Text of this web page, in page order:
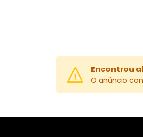
Encontrou
O anúncio